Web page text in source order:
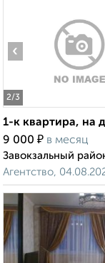
2/3
‹
1-к квартира, на
9 000 ₽ в месяц
Завокзальный
Агентство,